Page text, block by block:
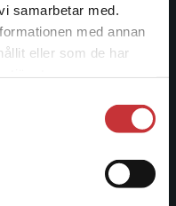
samarbetar med.
med annan
eller som de har
utanför Sverige.
Sverige. För
och är idag Sveriges
kurslitteratur,